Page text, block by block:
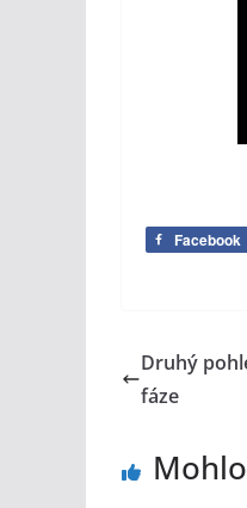
Facebook
Druhý
fáze